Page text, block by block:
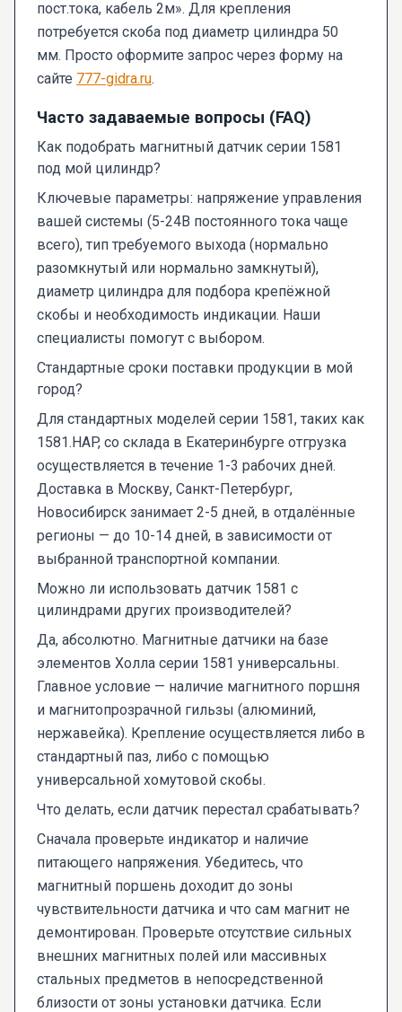
пост.тока, кабель 2м». Для крепления
потребуется скоба под диаметр цилиндра 50
мм. Просто оформите запрос через форму на
сайте 777-gidra.ru.
Часто задаваемые вопросы (FAQ)
Как подобрать магнитный датчик серии 1581
под мой цилиндр?
Ключевые параметры: напряжение управления
вашей системы (5-24В постоянного тока чаще
всего), тип требуемого выхода (нормально
разомкнутый или нормально замкнутый),
диаметр цилиндра для подбора крепёжной
скобы и необходимость индикации. Наши
специалисты помогут с выбором.
Стандартные сроки поставки продукции в мой
город?
Для стандартных моделей серии 1581, таких как
1581.HAP, со склада в Екатеринбурге отгрузка
осуществляется в течение 1-3 рабочих дней.
Доставка в Москву, Санкт-Петербург,
Новосибирск занимает 2-5 дней, в отдалённые
регионы — до 10-14 дней, в зависимости от
выбранной транспортной компании.
Можно ли использовать датчик 1581 с
цилиндрами других производителей?
Да, абсолютно. Магнитные датчики на базе
элементов Холла серии 1581 универсальны.
Главное условие — наличие магнитного поршня
и магнитопрозрачной гильзы (алюминий,
нержавейка). Крепление осуществляется либо в
стандартный паз, либо с помощью
универсальной хомутовой скобы.
Что делать, если датчик перестал срабатывать?
Сначала проверьте индикатор и наличие
питающего напряжения. Убедитесь, что
магнитный поршень доходит до зоны
чувствительности датчика и что сам магнит не
демонтирован. Проверьте отсутствие сильных
внешних магнитных полей или массивных
стальных предметов в непосредственной
близости от зоны установки датчика. Если